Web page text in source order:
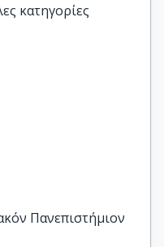
κατηγορίες
Πανεπιστήμιον